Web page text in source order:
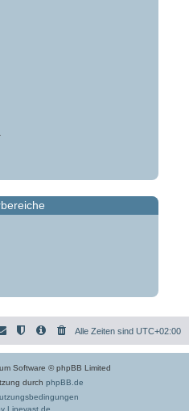
Alle Zeiten sind UTC+02:00
Software © phpBB Limited
durch phpBB.de
Linevast.de